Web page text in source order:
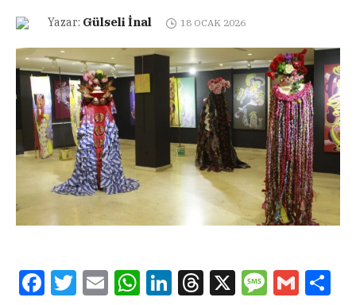
Yazar: Gülseli İnal 18 OCAK 2026
FacebookTwitterEmail WhatsAppLinkedInThreads
X Message
Gmail